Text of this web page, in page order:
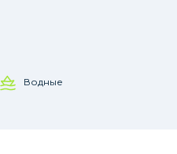
Водные